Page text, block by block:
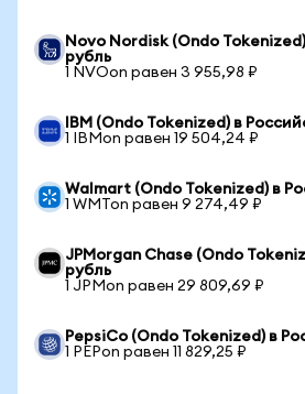
Novo Nordisk (Ondo
рубль
1 NVOon равен 3 955,98 ₽
IBM (Ondo Tokenized) в
1 IBMon равен 19 504,24 ₽
Walmart (Ondo Tokenized) в
1 WMTon равен 9 274,49 ₽
JPMorgan Chase (Ondo
рубль
1 JPMon равен 29 809,69 ₽
PepsiCo (Ondo Tokenized) в
1 PEPon равен 11 829,25 ₽